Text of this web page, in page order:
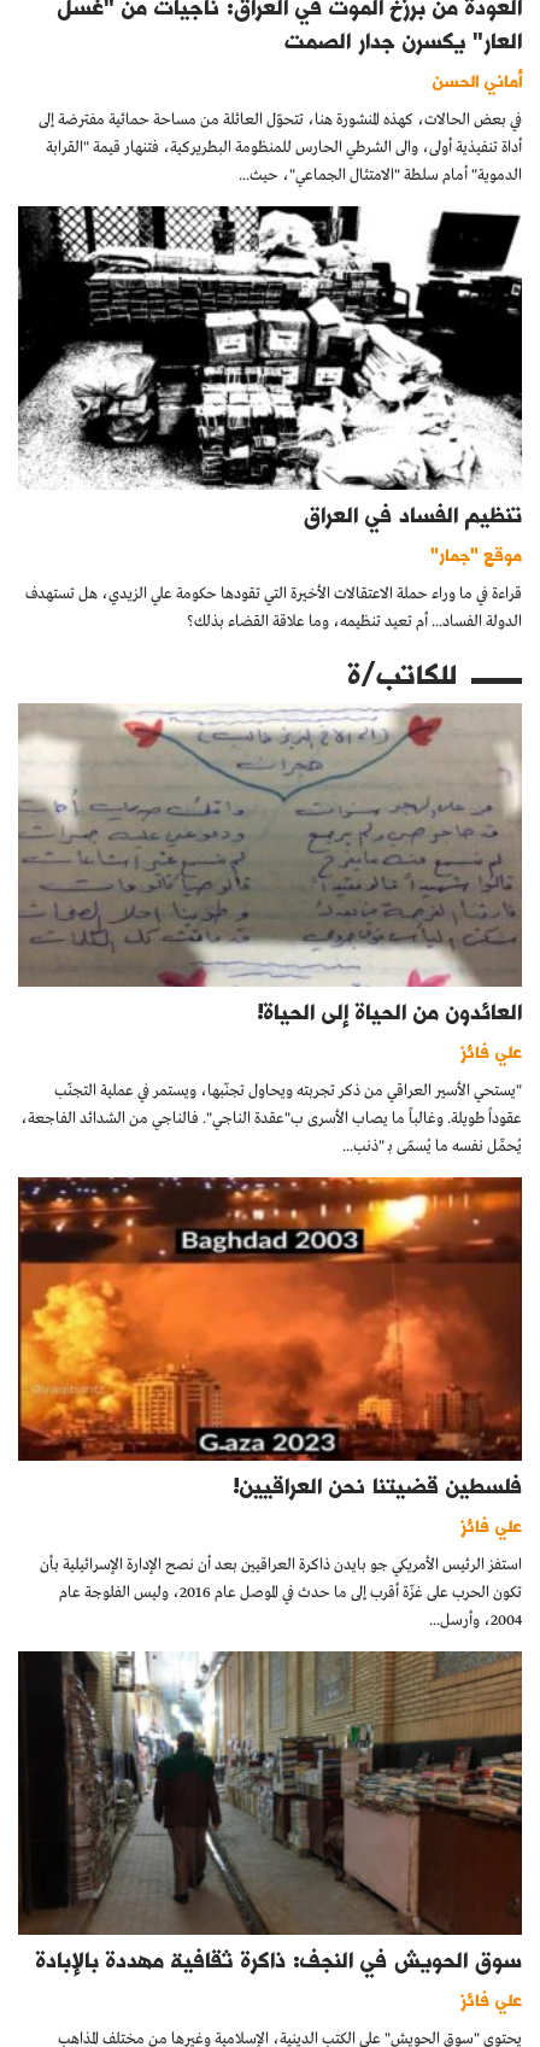
العودة من برزخ الموت في العراق: ناجيات من "غسل
العار" يكسرن جدار الصمت
أماني الحسن
في بعض الحالات، كهذه المنشورة هنا، تتحوّل العائلة من مساحة حمائية مفترضة إلى
أداة تنفيذية أولى، والى الشرطي الحارس للمنظومة البطريركية، فتنهار قيمة "القرابة
الدموية" أمام سلطة "الامتثال الجماعي"، حيث...
تنظيم الفساد في العراق
موقع "جمار"
قراءة في ما وراء حملة الاعتقالات الأخيرة التي تقودها حكومة علي الزيدي، هل تستهدف
الدولة الفساد... أم تعيد تنظيمه، وما علاقة القضاء بذلك؟
للكاتب/ة
العائدون من الحياة إلى الحياة!
علي فائز
"يستحي الأسير العراقي من ذكر تجربته ويحاول تجنّبها، ويستمر في عملية التجنّب
عقوداً طويلة. وغالباً ما يصاب الأسرى ب"عقدة الناجي". فالناجي من الشدائد الفاجعة،
يُحمِّل نفسه ما يُسمّى بـ "ذنب...
فلسطين قضيتنا نحن العراقيين!
علي فائز
استفز الرئيس الأمريكي جو بايدن ذاكرة العراقيين بعد أن نصح الإدارة الإسرائيلية بأن
تكون الحرب على غزّة أقرب إلى ما حدث في الموصل عام 2016، وليس الفلوجة عام
2004، وأرسل...
سوق الحويش في النجف: ذاكرة ثقافية مهددة بالإبادة
علي فائز
يحتوي "سوق الحويش" على الكتب الدينية، الإسلامية وغيرها من مختلف المذاهب